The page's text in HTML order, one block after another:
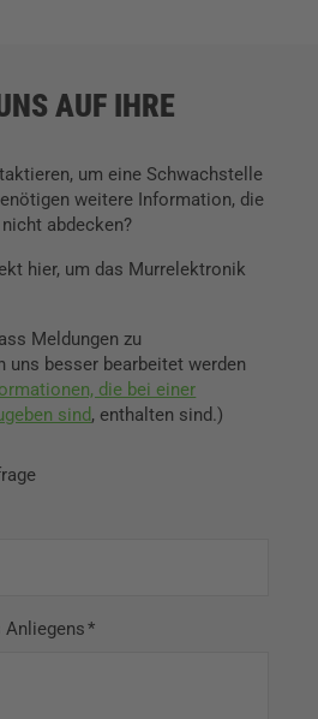
AUF IHRE
um eine Schwachstelle
weitere Information, die
abdecken?
hier, um das Murrelektronik
Meldungen zu
uns besser bearbeitet werden
die bei einer
sind, enthalten sind.)
Anliegens